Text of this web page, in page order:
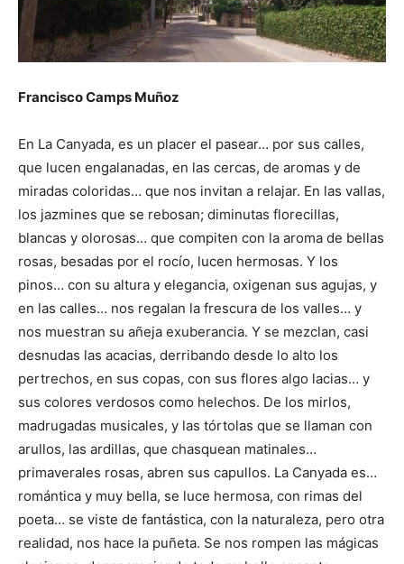
Francisco Camps Muñoz
En La Canyada, es un placer el pasear… por sus calles,
que lucen engalanadas, en las cercas, de aromas y de
miradas coloridas… que nos invitan a relajar. En las vallas,
los jazmines que se rebosan; diminutas florecillas,
blancas y olorosas… que compiten con la aroma de bellas
rosas, besadas por el rocío, lucen hermosas. Y los
pinos… con su altura y elegancia, oxigenan sus agujas, y
en las calles… nos regalan la frescura de los valles… y
nos muestran su añeja exuberancia. Y se mezclan, casi
desnudas las acacias, derribando desde lo alto los
pertrechos, en sus copas, con sus flores algo lacias… y
sus colores verdosos como helechos. De los mirlos,
madrugadas musicales, y las tórtolas que se llaman con
arullos, las ardillas, que chasquean matinales…
primaverales rosas, abren sus capullos. La Canyada es…
romántica y muy bella, se luce hermosa, con rimas del
poeta… se viste de fantástica, con la naturaleza, pero otra
realidad, nos hace la puñeta. Se nos rompen las mágicas